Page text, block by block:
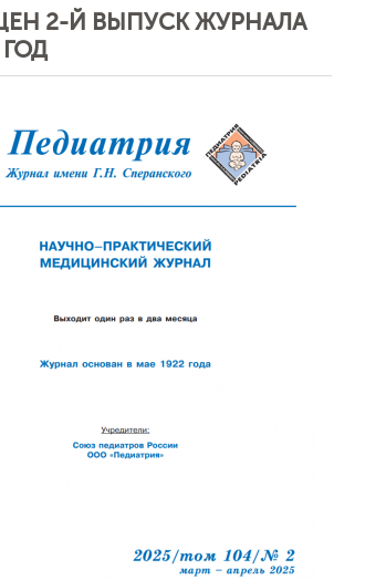
2-Й ВЫПУСК ЖУРНАЛА
ГОД